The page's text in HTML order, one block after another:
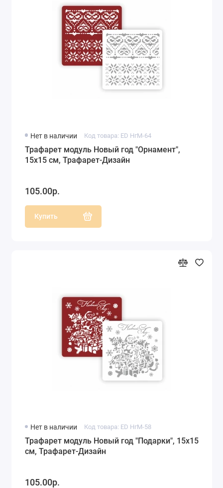
Нет в наличии Код товара: ED НгМ-64
Трафарет модуль Новый год "Орнамент",
15х15 см, Трафарет-Дизайн
105.00р.
Купить
Нет в наличии Код товара: ED НгМ-58
Трафарет модуль Новый год "Подарки", 15х15
см, Трафарет-Дизайн
105.00р.